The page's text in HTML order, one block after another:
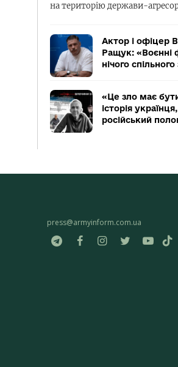
на територію держави-
Актор і офіцер
Ращук: «Воєнні
нічого
«Це зло має
історія
російський
press@armyinform.com.ua